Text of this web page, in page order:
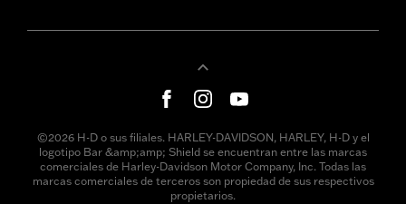
©2026 H-D o sus filiales. HARLEY-DAVIDSON, HARLEY, H-D y el
logotipo Bar &amp;amp; Shield se encuentran entre las marcas
comerciales de Harley-Davidson Motor Company, Inc. Todas las
marcas comerciales de terceros son propiedad de sus respectivos
propietarios.